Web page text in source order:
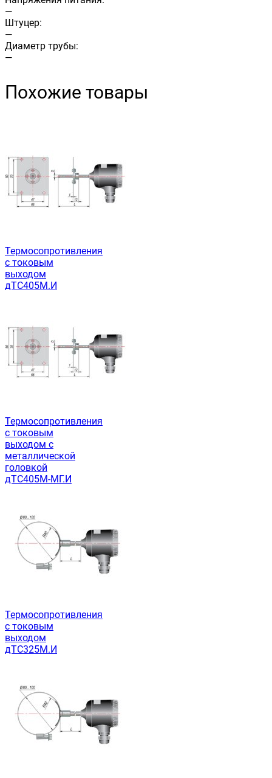
—
Штуцер:
—
Диаметр трубы:
—
Похожие товары
Термосопротивления
с токовым
выходом
дТС405М.И
Термосопротивления
с токовым
выходом с
металлической
головкой
дТС405М-МГ.И
Термосопротивления
с токовым
выходом
дТС325М.И